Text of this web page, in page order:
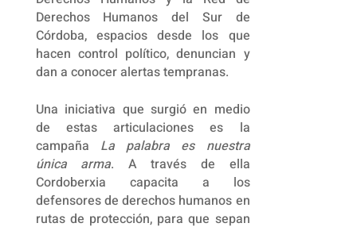
Derechos Humanos del Sur de
Córdoba, espacios desde los que
hacen control político, denuncian y
dan a conocer alertas tempranas.
Una iniciativa que surgió en medio
de estas articulaciones es la
campaña La palabra es nuestra
única arma. A través de ella
Cordoberxia capacita a los
defensores de derechos humanos en
rutas de protección, para que sepan